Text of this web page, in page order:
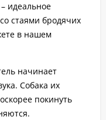
идеальное
стаями бродячих
в нашем
начинает
Собака их
покинуть